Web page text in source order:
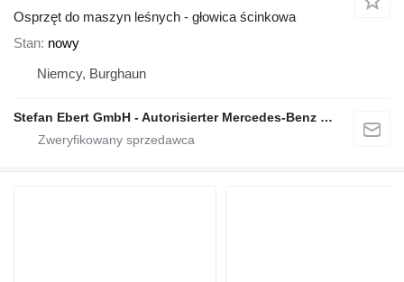
Osprzęt do maszyn leśnych - głowica ścinkowa
Stan nowy
Niemcy, Burghaun
Stefan Ebert GmbH - Autorisierter Mercedes-Benz Servicepartner